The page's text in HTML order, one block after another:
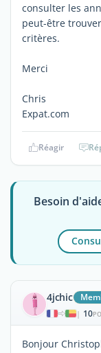
consulter les
peut-être
critères.
Merci
Chris
Expat.com
Réagir
Besoin
4jchic
| 10
Bonjour